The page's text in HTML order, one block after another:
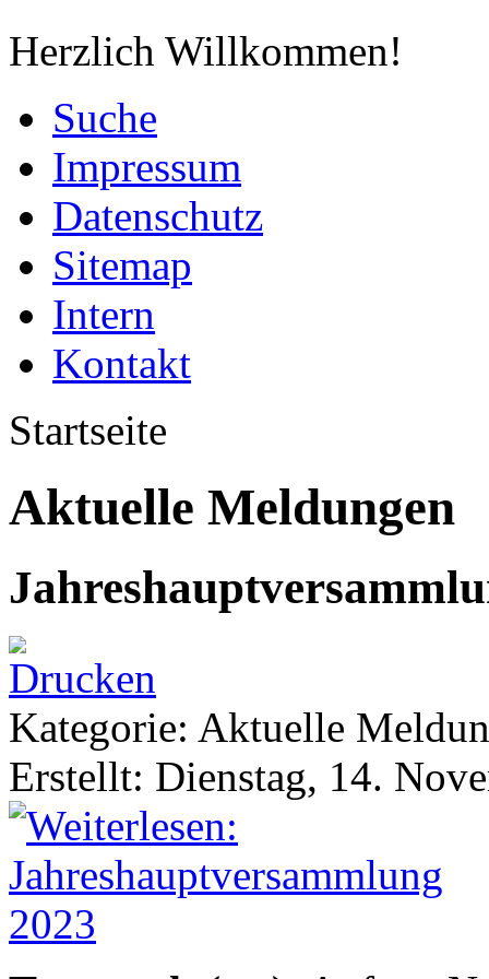
Herzlich Willkommen!
Suche
Impressum
Datenschutz
Sitemap
Intern
Kontakt
Startseite
Aktuelle Meldungen
Kategorie: Aktuelle
Erstellt: Dienstag, 14.